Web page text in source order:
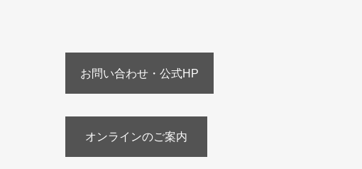
お問い合わせ・公式HP
オンラインのご案内